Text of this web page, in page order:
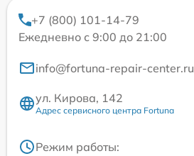
+7 (800) 101-14-79
Ежедневно с 9:00 до 21:00
info@fortuna-repair-center.ru
ул. Кирова, 142
Адрес сервисного центра Fortuna
Режим работы: